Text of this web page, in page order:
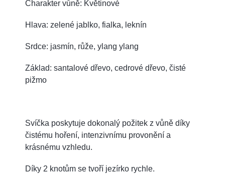
Charakter vůně: Květinové
Hlava: zelené jablko, fialka, leknín
Srdce: jasmín, růže, ylang ylang
Základ: santalové dřevo, cedrové dřevo, čisté
pižmo
Svíčka poskytuje dokonalý požitek z vůně díky
čistému hoření, intenzivnímu provonění a
krásnému vzhledu.
Díky 2 knotům se tvoří jezírko rychle.